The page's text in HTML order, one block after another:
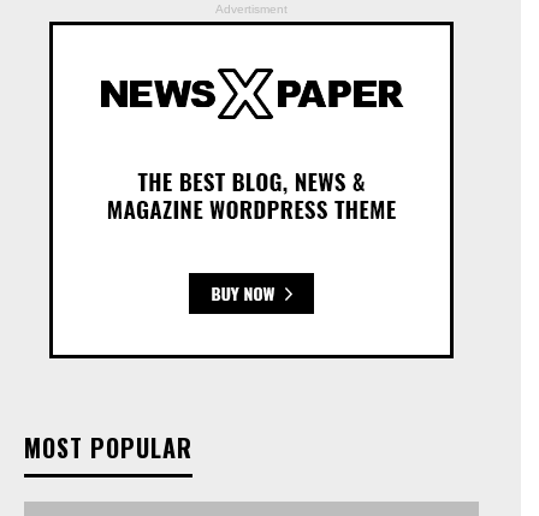
Advertisment
MOST POPULAR